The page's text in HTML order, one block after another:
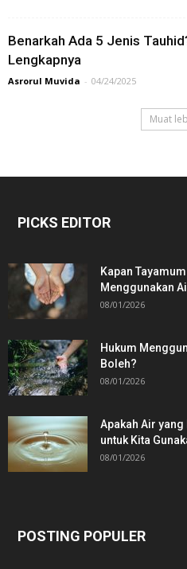
Benarkah Ada 5 Jenis
Lengkapnya
Asrorul Muvida - 04/24/2025
Muat
PICKS EDITOR
Kapan
Menggunakan
08/01/2026
Hukum
Boleh?
08/01/2026
Apakah Air yang
untuk Kita
08/01/2026
POSTING POPULER